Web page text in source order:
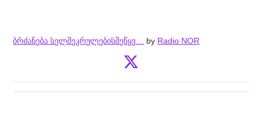
ბრძანება სელშეკრულებისშეწყვ… by Radio NOR